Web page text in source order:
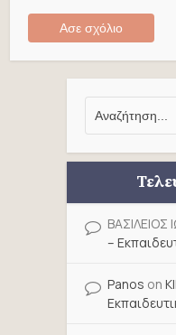
ΒΑΣΙΛΕΙΟΣ
–
Panos on